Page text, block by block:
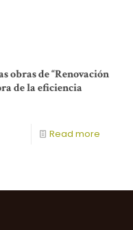
obras de “Renovación
de la eficiencia
Read more